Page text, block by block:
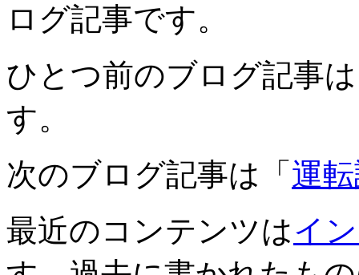
ログ記事です。
ひとつ前のブログ記事
す。
次のブログ記事は「 運
最近のコンテンツはイ